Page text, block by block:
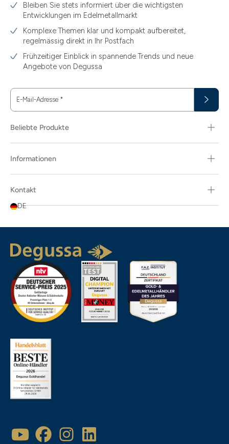
Bleiben Sie stets informiert über die wichtigsten
Entwicklungen im Edelmetallmarkt
Komplexe Themen klar und kompakt aufbereitet,
regelmässig direkt in Ihr Postfach
Frühzeitiger Einblick in spannende Trends und neue
Angebote von Degussa
E-Mail-Adresse *
Beliebte Produkte
Informationen
Kontakt
DE